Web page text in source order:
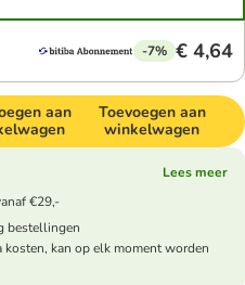
-7% € 4,64
aan
Toevoegen aan
winkelwagen
Lees meer
€29,-
bestellingen
kosten, kan op elk moment worden